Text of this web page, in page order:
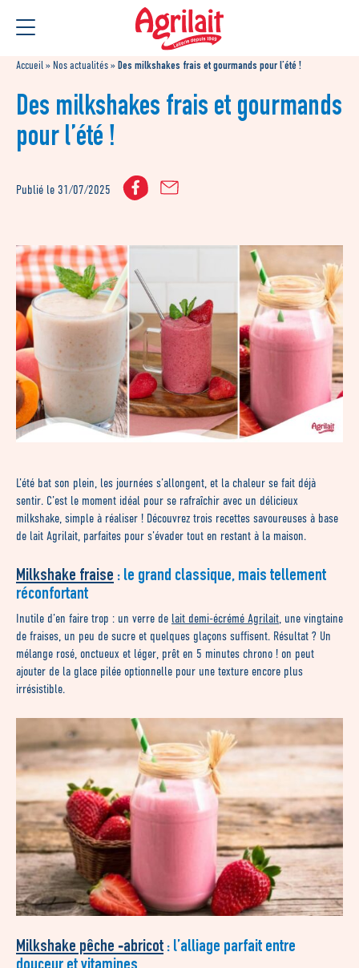
au
contenu
Accueil » Nos actualités»Des milkshakes frais et gourmands pour l’été !
Des milkshakes frais et gourmands
pour l’été !
Publié le 31/07/2025
L’été bat son plein, les journées s’allongent, et la chaleur se fait déjà
sentir. C’est le moment idéal pour se rafraîchir avec un délicieux
milkshake, simple à réaliser ! Découvrez trois recettes savoureuses à base
de lait Agrilait, parfaites pour s’évader tout en restant à la maison.
Milkshake fraise : le grand classique, mais tellement
réconfortant
Inutile d’en faire trop : un verre de lait demi-écrémé Agrilait , une vingtaine
de fraises, un peu de sucre et quelques glaçons suffisent. Résultat ? Un
mélange rosé, onctueux et léger, prêt en 5 minutes chrono ! on peut
ajouter de la glace pilée optionnelle pour une texture encore plus
irrésistible.
Milkshake pêche ‑abricot: l’alliage parfait entre
douceur et vitamines